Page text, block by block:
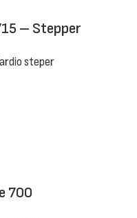
– Stepper
steper
700